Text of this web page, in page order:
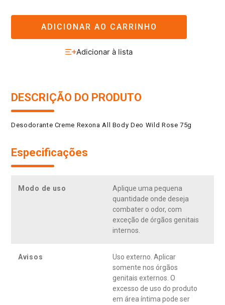
ADICIONAR AO CARRINHO
DESCRIÇÃO DO PRODUTO
Desodorante Creme Rexona All Body Deo Wild Rose 75g
Especificações
Modo de uso
Aplique uma pequena
quantidade onde deseja
combater o odor, com
exceção de órgãos genitais
internos.
Avisos
Uso externo. Aplicar
somente nos órgãos
genitais externos. O
excesso de uso do produto
em área íntima pode ser